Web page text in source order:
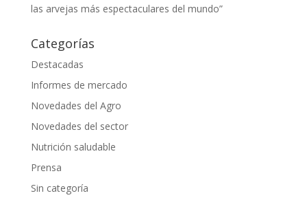
las arvejas más espectaculares del mundo”
Categorías
Destacadas
Informes de mercado
Novedades del Agro
Novedades del sector
Nutrición saludable
Prensa
Sin categoría